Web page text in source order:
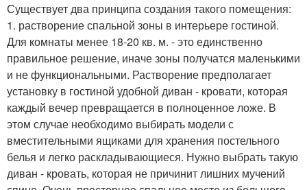
Существует два принципа создания такого помещения:
1. растворение спальной зоны в интерьере гостиной.
Для комнаты менее 18-20 кв. м. - это единственно
правильное решение, иначе зоны получатся маленькими
и не функциональными. Растворение предполагает
установку в гостиной удобной диван - кровати, которая
каждый вечер превращается в полноценное ложе. В
этом случае необходимо выбирать модели с
вместительными ящиками для хранения постельного
белья и легко раскладывающиеся. Нужно выбрать такую
диван - кровать, которая не причинит лишних мучений